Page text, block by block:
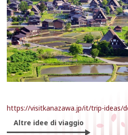
https://visitkanazawa.jp/it/trip-ideas/
Altre idee di viaggio